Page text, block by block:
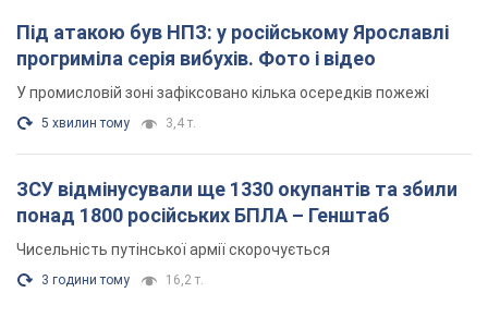
Під атакою був НПЗ: у російському Ярославлі
прогриміла серія вибухів. Фото і відео
У промисловій зоні зафіксовано кілька осередків пожежі
5 хвилин тому 3,4 т.
ЗСУ відмінусували ще 1330 окупантів та збили
понад 1800 російських БПЛА – Генштаб
Чисельність путінської армії скорочується
3 години тому 16,2 т.